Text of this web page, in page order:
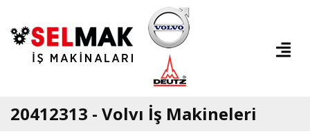
20412313 - Volvı İş Makineleri